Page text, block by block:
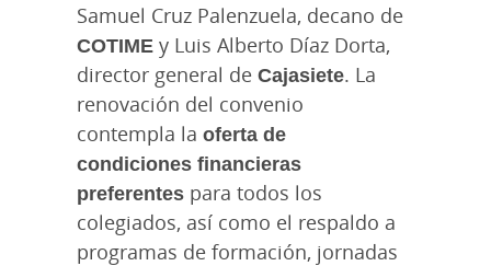
Samuel Cruz Palenzuela, decano de
COTIME y Luis Alberto Díaz Dorta,
director general de Cajasiete. La
renovación del convenio
contempla la oferta de
condiciones financieras
preferentes para todos los
colegiados, así como el respaldo a
programas de formación, jornadas